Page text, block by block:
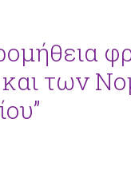
των